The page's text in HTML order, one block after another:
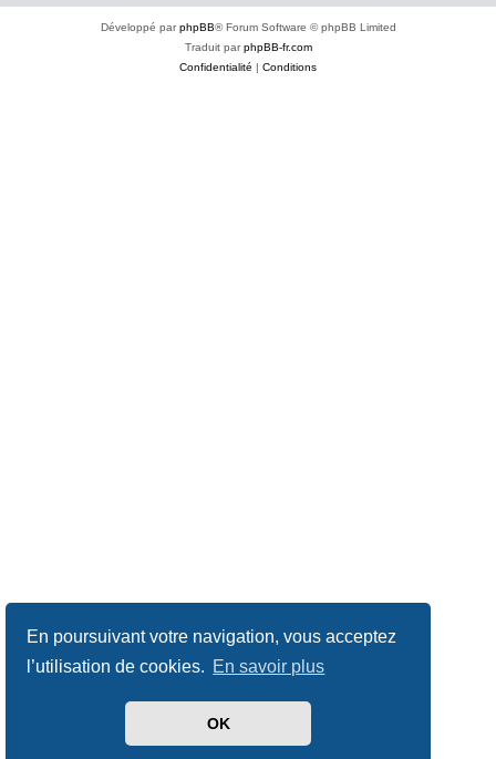
En poursuivant votre navigation, vous acceptez
l’utilisation de cookies. En savoir plus
OK
Développé parphpBB® Forum Software © phpBB Limited
Traduit parphpBB-fr.com
Confidentialité
Conditions